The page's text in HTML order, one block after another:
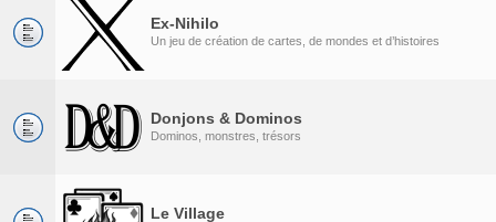
Ex-Nihilo
Un jeu de création de cartes, de mondes et d’histoires
Donjons & Dominos
Dominos, monstres, trésors
Le Village